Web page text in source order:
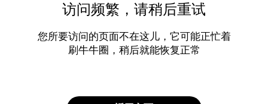
访问频繁，请稍后重试
您所要访问的页面不在这儿，它可能正忙着
刷牛牛圈，稍后就能恢复正常